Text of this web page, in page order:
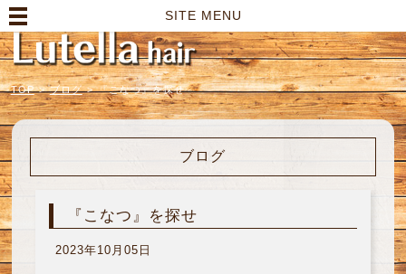
SITE MENU
TOP > ブログ > 『こなつ』を探せ
ブログ
『こなつ』を探せ
2023年10月05日